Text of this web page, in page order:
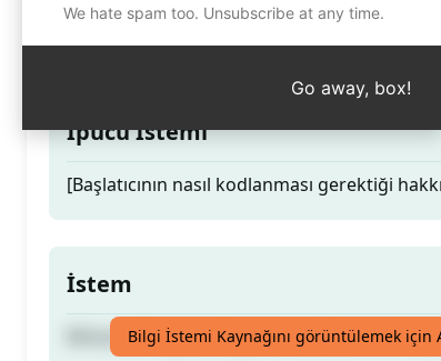
Minecraft başlatıcı yapmak için yardımcı
İpucu İstemi
[Başlatıcının nasıl kodlanması gerektiği
İstem
Minecraft başlatıcı yapmak için yardımcı
Bilgi İstemi Kaynağını görüntülemek için
We hate spam too. Unsubscribe at any time.
Go away, box!